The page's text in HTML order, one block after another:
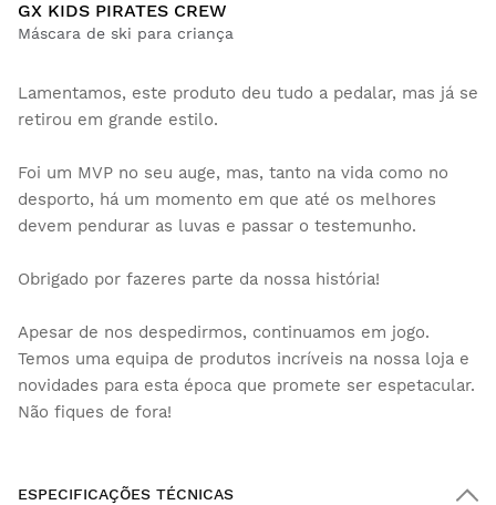
GX KIDS PIRATES CREW
Máscara de ski para criança
Lamentamos, este produto deu tudo a pedalar, mas já se
retirou em grande estilo.
Foi um MVP no seu auge, mas, tanto na vida como no
desporto, há um momento em que até os melhores
devem pendurar as luvas e passar o testemunho.
Obrigado por fazeres parte da nossa história!
Apesar de nos despedirmos, continuamos em jogo.
Temos uma equipa de produtos incríveis na nossa loja e
novidades para esta época que promete ser espetacular.
Não fiques de fora!
ESPECIFICAÇÕES TÉCNICAS